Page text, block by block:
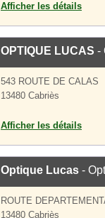
Afficher les détails
OPTIQUE LUCAS -
543 ROUTE DE CALAS
13480 Cabriès
Afficher les détails
Optique Lucas -
ROUTE
13480 Cabriès